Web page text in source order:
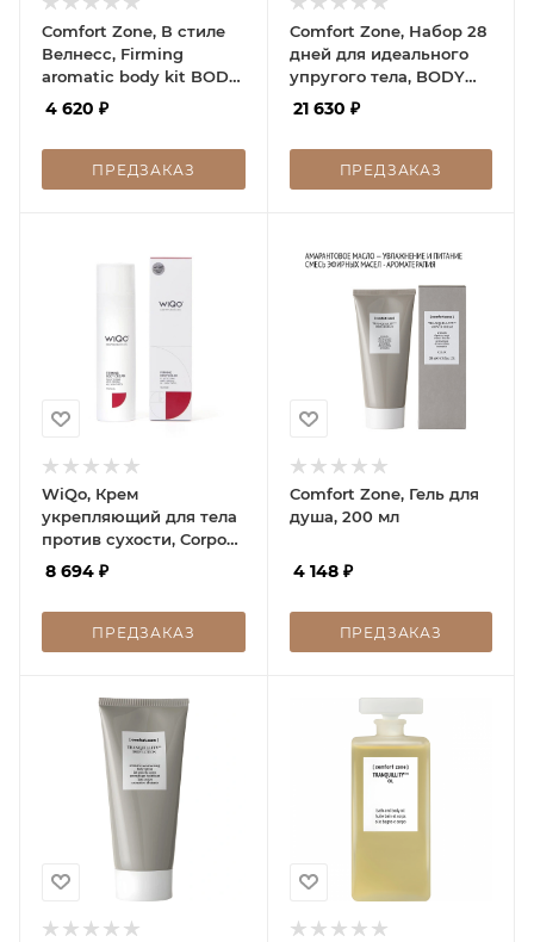
Comfort Zone, В стиле
Велнесс, Firming
aromatic body kit BODY
RITUAL JOURNEY, 1 шт
4 620 ₽
ПРЕДЗАКАЗ
Comfort Zone, Набор 28
дней для идеального
упругого тела, BODY
STRATEGIST 28-DAY
TONE KIT, 1шт
21 630 ₽
ПРЕДЗАКАЗ
WiQo, Крем
укрепляющий для тела
против сухости, Corpo
Elasticizzante Anti-
8 694 ₽
ПРЕДЗАКАЗ
Comfort Zone, Гель для
душа, 200 мл
4 148₽
ПРЕДЗАКАЗ